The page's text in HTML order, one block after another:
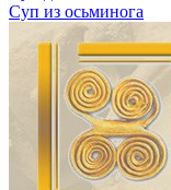
Суп из осьминога